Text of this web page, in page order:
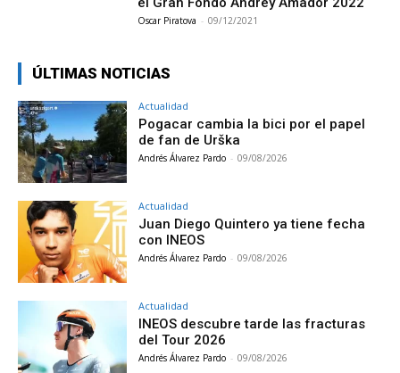
Oscar Piratova - 09/12/2021
ÚLTIMAS NOTICIAS
Actualidad
Pogacar cambia la bici por el papel
de fan de Urška
Andrés Álvarez Pardo - 09/08/2026
Actualidad
Juan Diego Quintero ya tiene fecha
con INEOS
Andrés Álvarez Pardo - 09/08/2026
Actualidad
INEOS descubre tarde las fracturas
del Tour 2026
Andrés Álvarez Pardo - 09/08/2026